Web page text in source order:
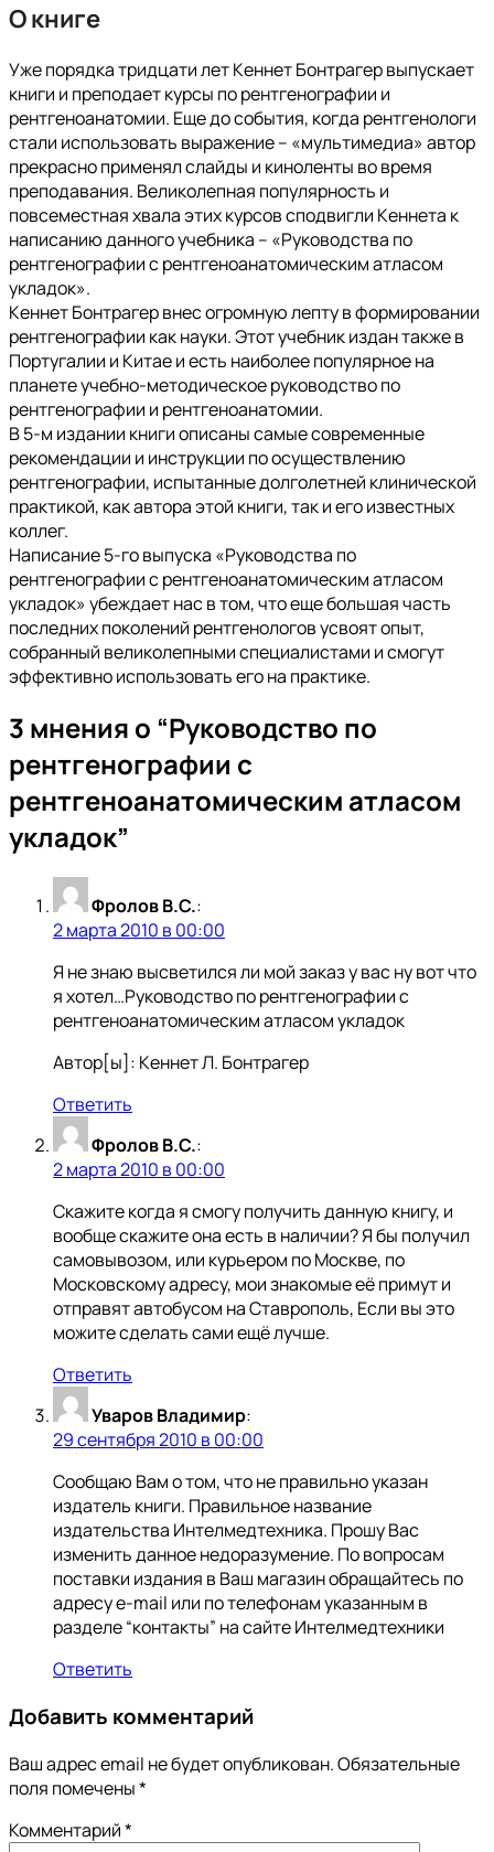
О книге
Уже порядка тридцати лет Кеннет Бонтрагер выпускает
книги и преподает курсы по рентгенографии и
рентгеноанатомии. Еще до события, когда рентгенологи
стали использовать выражение – «мультимедиа» автор
прекрасно применял слайды и киноленты во время
преподавания. Великолепная популярность и
повсеместная хвала этих курсов сподвигли Кеннета к
написанию данного учебника – «Руководства по
рентгенографии с рентгеноанатомическим атласом
укладок».
Кеннет Бонтрагер внес огромную лепту в формировании
рентгенографии как науки. Этот учебник издан также в
Португалии и Китае и есть наиболее популярное на
планете учебно-методическое руководство по
рентгенографии и рентгеноанатомии.
В 5-м издании книги описаны самые современные
рекомендации и инструкции по осуществлению
рентгенографии, испытанные долголетней клинической
практикой, как автора этой книги, так и его известных
коллег.
Написание 5-го выпуска «Руководства по
рентгенографии с рентгеноанатомическим атласом
укладок» убеждает нас в том, что еще большая часть
последних поколений рентгенологов усвоят опыт,
собранный великолепными специалистами и смогут
эффективно использовать его на практике.
3 мнения о “Руководство по
рентгенографии с
рентгеноанатомическим атласом
укладок”
Фролов В.С.:
2 марта 2010 в 00:00
Я не знаю высветился ли мой заказ у вас ну вот что
я хотел…Руководство по рентгенографии с
рентгеноанатомическим атласом укладок
Автор[ы]: Кеннет Л. Бонтрагер
Ответить
Фролов В.С.:
2 марта 2010 в 00:00
Скажите когда я смогу получить данную книгу, и
вообще скажите она есть в наличии? Я бы получил
самовывозом, или курьером по Москве, по
Московскому адресу, мои знакомые её примут и
отправят автобусом на Ставрополь, Если вы это
можите сделать сами ещё лучше.
Ответить
Уваров Владимир:
29 сентября 2010 в 00:00
Сообщаю Вам о том, что не правильно указан
издатель книги. Правильное название
издательства Интелмедтехника. Прошу Вас
изменить данное недоразумение. По вопросам
поставки издания в Ваш магазин обращайтесь по
адресу e-mail или по телефонам указанным в
разделе “контакты” на сайте Интелмедтехники
Ответить
Добавить комментарий
Ваш адрес email не будет опубликован.Обязательные
поля помечены*
Комментарий*